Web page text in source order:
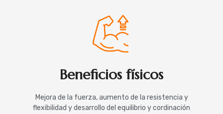
Beneficios físicos
Mejora de la fuerza, aumento de la resistencia y
flexibilidad y desarrollo del equilibrio y cordinación